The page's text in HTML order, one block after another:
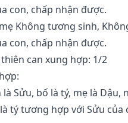
con, chấp nhận được.
Không tương sinh,
con, chấp nhận được.
can xung hợp: 1/2
Sửu, bố là tý, mẹ là Dậu,
tý tương hợp với Sửu của